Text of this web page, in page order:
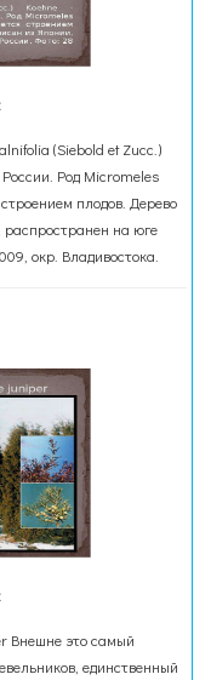
(Siebold et Zucc.)
Род Micromeles
плодов. Дерево
на юге
окр. Владивостока.
Внешне это самый
единственный